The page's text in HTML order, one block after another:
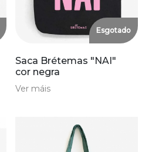
Esgotado
Saca Brétemas "NAI"
cor negra
Ver máis